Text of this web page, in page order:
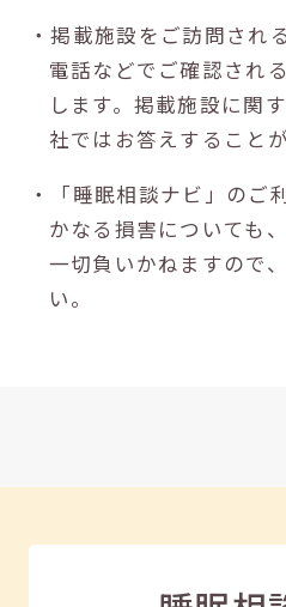
・掲載施設をご訪問され
電話などでご確認され
します。掲載施設に関
社ではお答えすること
・「睡眠相談ナビ」のご
かなる損害についても
一切負いかねますので
い。